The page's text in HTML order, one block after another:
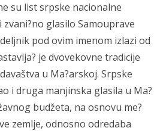
su list srpske nacionalne
glasilo Samouprave
pod ovim imenom izlazi od
je dvovekovne tradicije
u Ma?arskoj. Srpske
i druga manjinska glasila u Ma?
budžeta, na osnovu me?
zemlje, odnosno odredaba